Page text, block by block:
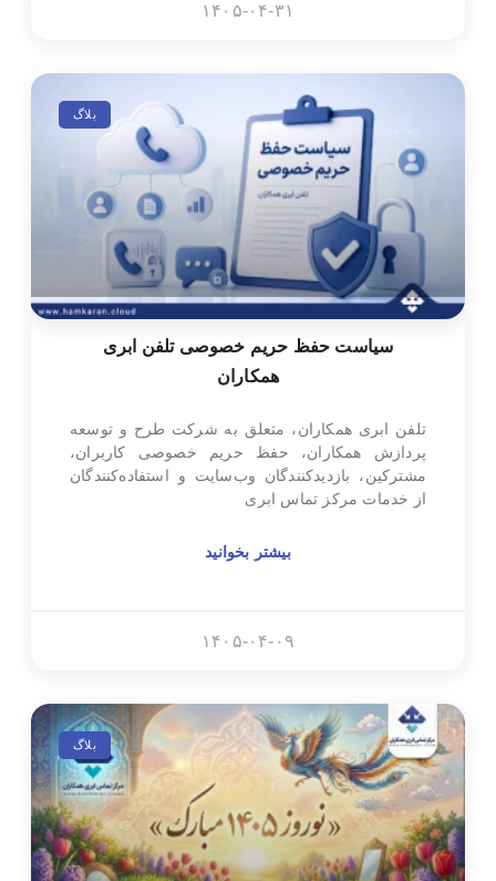
۱۴۰۵-۰۴-۳۱
بلاگ
سیاست حفظ حریم خصوصی تلفن ابری
همکاران
تلفن ابری همکاران، متعلق به شرکت طرح و توسعه
پردازش همکاران، حفظ حریم خصوصی کاربران،
مشترکین، بازدیدکنندگان وب‌سایت و استفاده‌کنندگان
از خدمات مرکز تماس ابری
بیشتر بخوانید
۱۴۰۵-۰۴-۰۹
بلاگ